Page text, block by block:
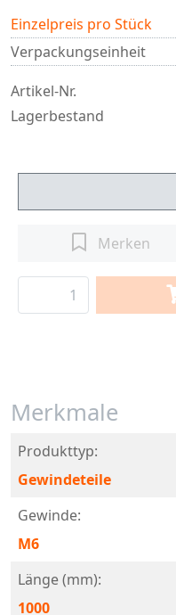
Einzelpreis pro Stück
Verpackungseinheit
Artikel-Nr.
Lagerbestand
Merken
Merkmale
Produkttyp:
Gewindeteile
Gewinde:
M6
Länge (mm):
1000